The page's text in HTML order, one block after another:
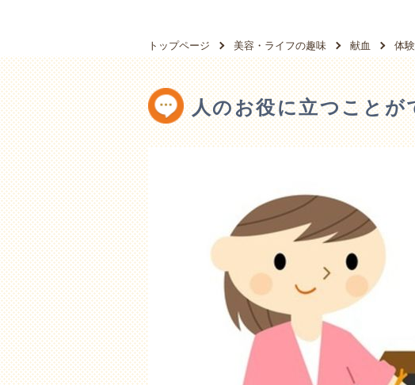
トップページ 美容・ライフの趣味 献血 体
人のお役に立つことが